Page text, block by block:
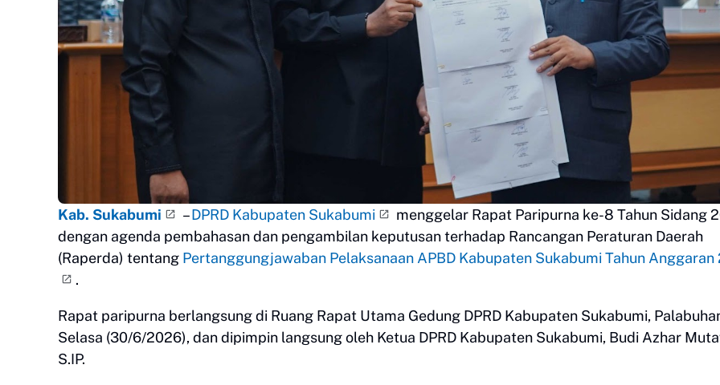
Kab. Sukabumi –DPRD Kabupaten Sukabumi
menggelar Rapat Paripurna ke-8 Tahun Sidang
dengan agenda pembahasan dan pengambilan keputusan terhadap Rancangan Peraturan Daerah
(Raperda) tentang Pertanggungjawaban Pelaksanaan APBD Kabupaten Sukabumi Tahun Anggaran
.
Rapat paripurna berlangsung di Ruang Rapat Utama Gedung DPRD Kabupaten Sukabumi,
Selasa (30/6/2026), dan dipimpin langsung oleh Ketua DPRD Kabupaten Sukabumi, Budi Azhar
S.IP.